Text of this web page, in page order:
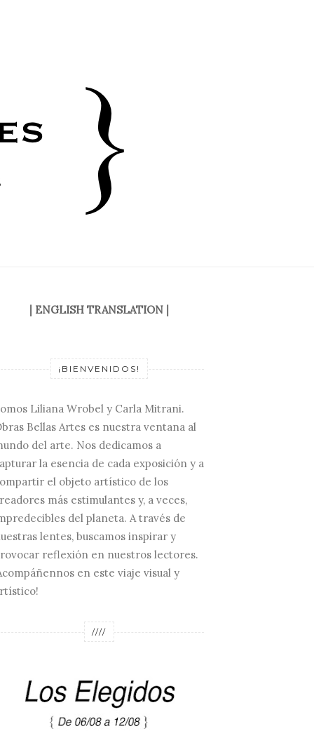
| ENGLISH TRANSLATION|
¡BIENVENIDOS!
Liliana Wrobel y Carla Mitrani.
Bellas Artes es nuestra ventana al
del arte. Nos dedicamos a
la esencia de cada exposición y a
el objeto artístico de los
más estimulantes y, a veces,
del planeta. A través de
lentes, buscamos inspirar y
reflexión en nuestros lectores.
en este viaje visual y
////